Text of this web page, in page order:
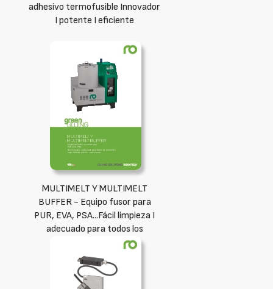
adhesivo termofusible Innovador
I potente I eficiente
MULTIMELT Y MULTIMELT
BUFFER - Equipo fusor para
PUR, EVA, PSA...Fácil limpieza I
adecuado para todos los
hotmelts I mejor relación precio
– rendimiento